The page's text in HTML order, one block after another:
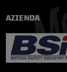
AZIENDA